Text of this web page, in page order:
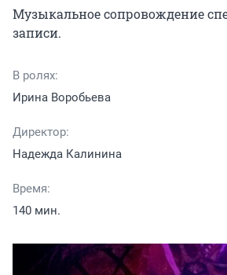
Музыкальное сопровождение
записи.
В ролях:
Ирина Воробьева
Директор:
Надежда Калинина
Время:
140 мин.